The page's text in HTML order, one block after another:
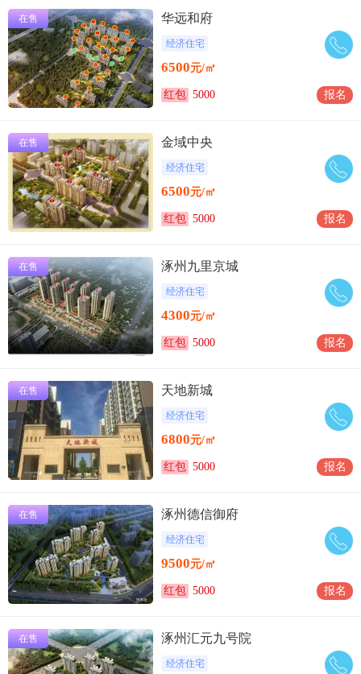
在售 华远和府
经济住宅
6500元/㎡
红包 5000 报名
在售 金域中央
经济住宅
6500元/㎡
红包 5000 报名
在售 涿州九里京城
经济住宅
4300元/㎡
红包 5000 报名
在售 天地新城
经济住宅
6800元/㎡
红包 5000 报名
在售 涿州德信御府
经济住宅
9500元/㎡
红包 5000 报名
在售 涿州汇元九号院
经济住宅